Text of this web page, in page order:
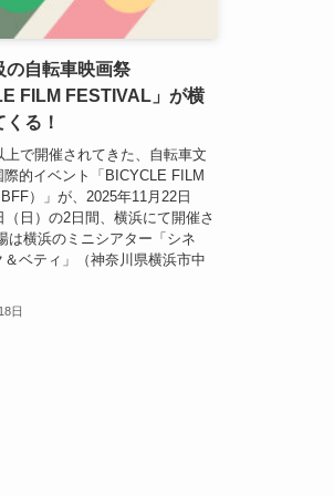
の自転車映画祭
FILM FESTIVAL」が横
る！
上で開催されてきた、自転車文
際的イベント「BICYCLE FILM
）」が、2025年11月22日
（日）の2日間、横浜にて開催さ
は横浜のミニシアター「シネ
＆ベティ」（神奈川県横浜市中
日